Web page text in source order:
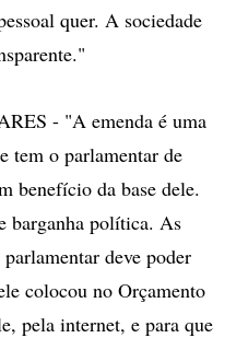
quer. A sociedade
- "A emenda é uma
tem o parlamentar de
benefício da base dele.
barganha política. As
deve poder
colocou no Orçamento
pela internet, e para que